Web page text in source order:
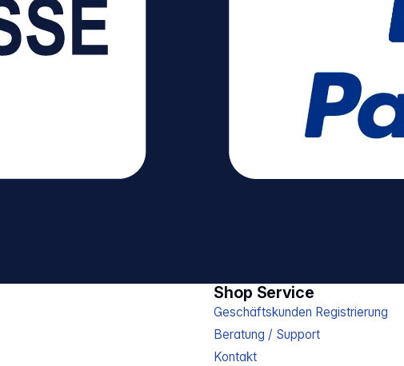
Shop Service
Geschäftskunden Registrierung
Beratung / Support
Kontakt